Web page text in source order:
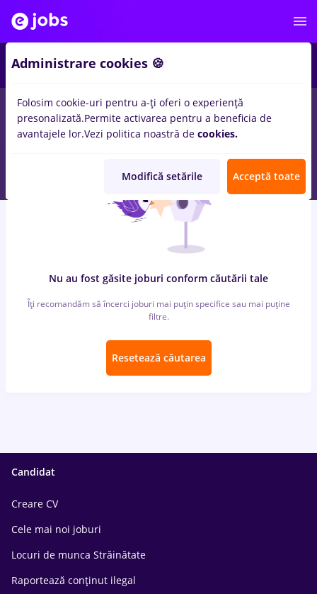
locuri de muncabritish american tobacco inCluj-Napoca
pentruStudent, Entry-Level (< 2 ani)inBanci, IT / Telecom
Nu au fost găsite joburi conform căutării tale
Îți recomandăm să încerci joburi mai puțin specifice sau mai puține
filtre.
Resetează căutarea
Candidat
Creare CV
Cele mai noi joburi
Locuri de munca Străinătate
Raportează conținut ilegal
Administrare cookies 🍪
Folosim cookie-uri pentru a-ți oferi o experiență
presonalizată.Permite activarea pentru a beneficia de
avantajele lor.Vezi politica noastră de cookies.
Modifică setările Acceptă toate